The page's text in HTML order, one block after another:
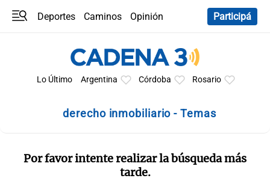
Deportes Caminos
Opinión
Participá
Lo Último Argentina Córdoba Rosario
derecho inmobiliario - Temas
Por favor intente realizar la búsqueda más
tarde.